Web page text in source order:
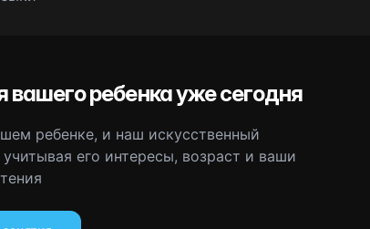
вашего ребенка уже сегодня
ребенке, и наш искусственный
его интересы, возраст и ваши